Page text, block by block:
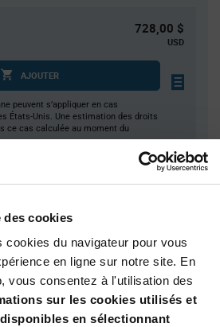
des cookies
cookies du navigateur pour vous
en ligne sur notre site. En
vous consentez à l'utilisation des
sur les cookies utilisés et
en sélectionnant
728,00 $
USD
AJOUTER
peuvent s’appliquer en cas
États-Unis. Une estimation des droits
ce cas calculée au moment du
$0.178